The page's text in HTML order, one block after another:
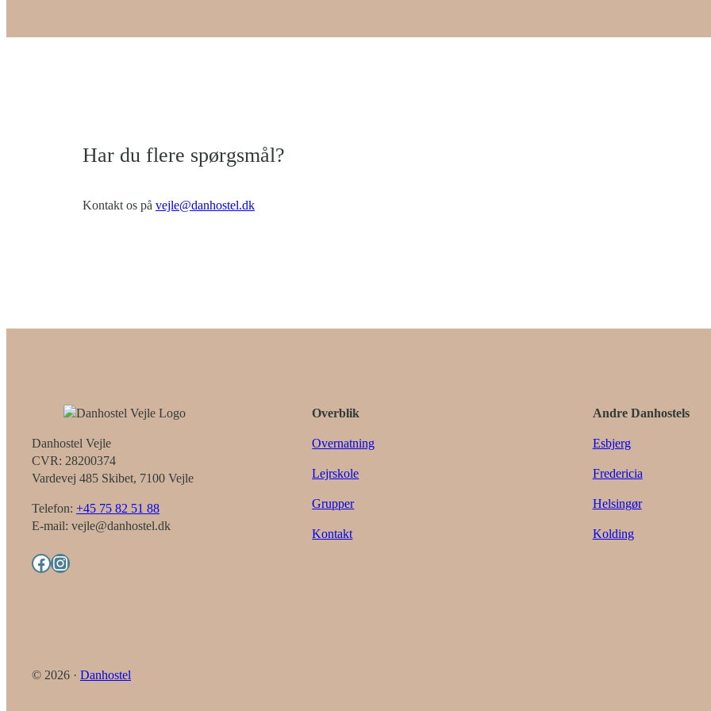
Har du flere spørgsmål?
Kontakt os på vejle@danhostel.dk
Danhostel Vejle
CVR: 28200374
Vardevej 485 Skibet, 7100 Vejle
Telefon: +45 75 82 51 88
E-mail: vejle@danhostel.dk
Facebook Instagram
Overblik
Overnatning
Lejrskole
Grupper
Kontakt
Andre Danhostels
Esbjerg
Fredericia
Helsingør
Kolding
© 2026 · Danhostel